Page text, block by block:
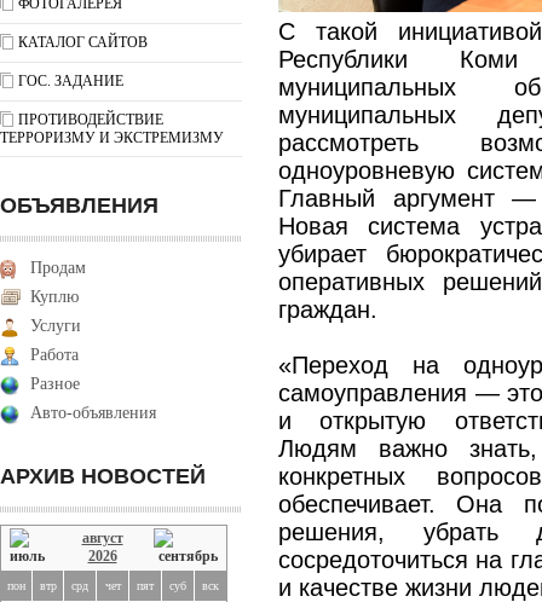
ФОТОГАЛЕРЕЯ
КАТАЛОГ САЙТОВ
ГОС. ЗАДАНИЕ
ПРОТИВОДЕЙСТВИЕ
ТЕРРОРИЗМУ И ЭКСТРЕМИЗМУ
ОБЪЯВЛЕНИЯ
Продам
Куплю
Услуги
Работа
Разное
Авто-объявления
АРХИВ НОВОСТЕЙ
август
2026
пон втр срд чет пят суб вск
С такой
Республики
муниципальных
муниципальных
рассмотреть
одноуровневую
Главный аргумент —
Новая система
убирает
оперативных
граждан.
«Переход на
самоуправления —
и открытую
Людям важно
конкретных
обеспечивает. Она
решения, убрать
сосредоточиться на
и качестве жизни